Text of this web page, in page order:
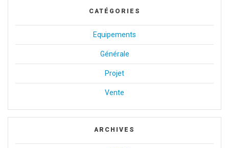
CATÉGORIES
Equipements
Générale
Projet
Vente
ARCHIVES